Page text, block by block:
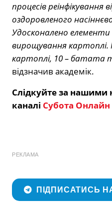
процесів реінфікування
оздоровленого
Удосконалено елементи
вирощування картоплі.
картоплі, 10 – батата
відзначив академік.
Слідкуйте за
каналі Субота Онлайн
РЕКЛАМА
ПІДПИСАТИСЬ